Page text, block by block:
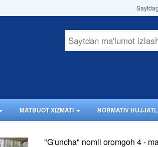
MATBUOT XIZMATI NORMATIV
"G'uncha" nomli oromgoh 4 -